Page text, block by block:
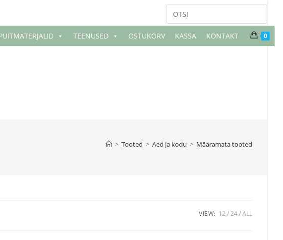
TEENUSED OSTUKORV KASSA KONTAKT 0
> Tooted > Aed ja kodu > Määramata tooted
VIEW: 12 24 ALL